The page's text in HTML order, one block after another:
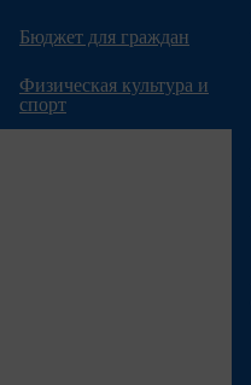
Бюджет для граждан
Физическая культура и
спорт